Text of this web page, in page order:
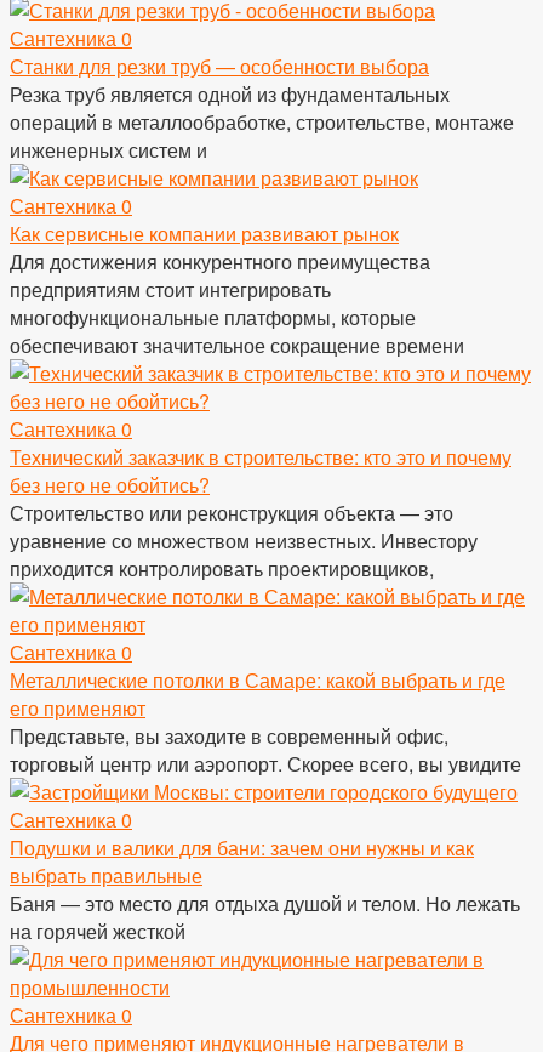
Сантехника0
Станки для резки труб — особенности выбора
Резка труб является одной из фундаментальных
операций в металлообработке, строительстве, монтаже
инженерных систем и
Сантехника0
Как сервисные компании развивают рынок
Для достижения конкурентного преимущества
предприятиям стоит интегрировать
многофункциональные платформы, которые
обеспечивают значительное сокращение времени
Сантехника0
Технический заказчик в строительстве: кто это и почему
без него не обойтись?
Строительство или реконструкция объекта — это
уравнение со множеством неизвестных. Инвестору
приходится контролировать проектировщиков,
Сантехника0
Металлические потолки в Самаре: какой выбрать и где
его применяют
Представьте, вы заходите в современный офис,
торговый центр или аэропорт. Скорее всего, вы увидите
Сантехника0
Подушки и валики для бани: зачем они нужны и как
выбрать правильные
Баня — это место для отдыха душой и телом. Но лежать
на горячей жесткой
Сантехника0
Для чего применяют индукционные нагреватели в